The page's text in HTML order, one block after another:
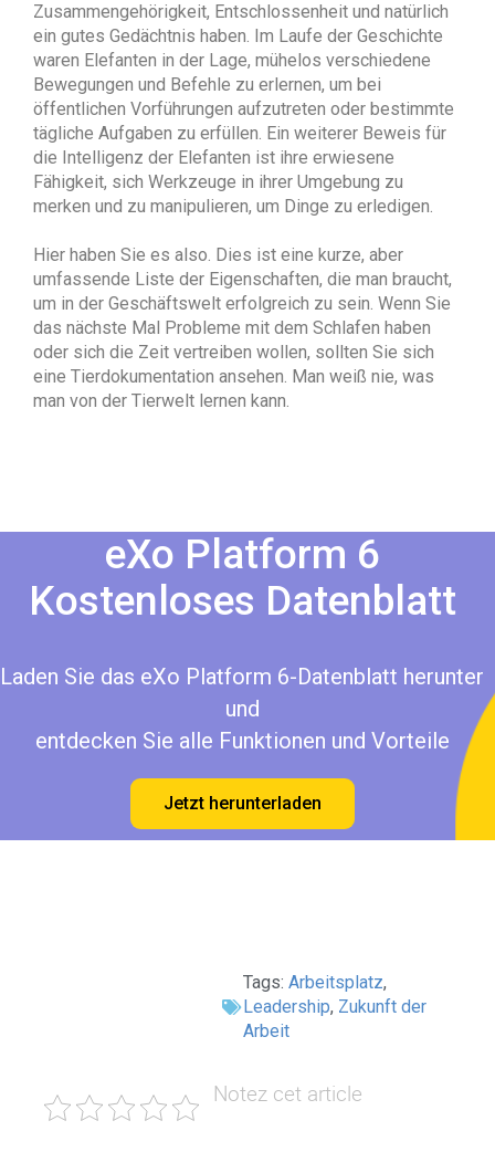
Zusammengehörigkeit, Entschlossenheit und natürlich
ein gutes Gedächtnis haben. Im Laufe der Geschichte
waren Elefanten in der Lage, mühelos verschiedene
Bewegungen und Befehle zu erlernen, um bei
öffentlichen Vorführungen aufzutreten oder bestimmte
tägliche Aufgaben zu erfüllen. Ein weiterer Beweis für
die Intelligenz der Elefanten ist ihre erwiesene
Fähigkeit, sich Werkzeuge in ihrer Umgebung zu
merken und zu manipulieren, um Dinge zu erledigen.
Hier haben Sie es also. Dies ist eine kurze, aber
umfassende Liste der Eigenschaften, die man braucht,
um in der Geschäftswelt erfolgreich zu sein. Wenn Sie
das nächste Mal Probleme mit dem Schlafen haben
oder sich die Zeit vertreiben wollen, sollten Sie sich
eine Tierdokumentation ansehen. Man weiß nie, was
man von der Tierwelt lernen kann.
eXo Platform 6
Kostenloses Datenblatt
Laden Sie das eXo Platform 6-Datenblatt herunter
und
entdecken Sie alle Funktionen und Vorteile
Jetzt herunterladen
Tags: Arbeitsplatz,
Leadership, Zukunft der
Arbeit